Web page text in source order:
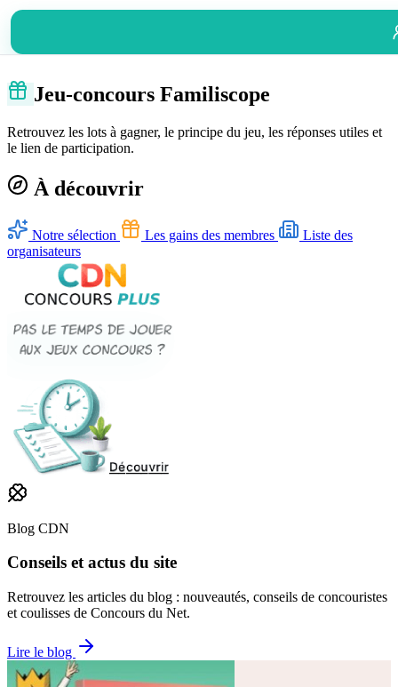
Jeu-concours Familiscope
Retrouvez les lots à gagner, le principe du jeu, les réponses utiles et
le lien de participation.
À découvrir
Notre sélection Les gains des membres
Liste des
organisateurs
Blog CDN
Conseils et actus du site
Retrouvez les articles du blog : nouveautés, conseils de concouristes
et coulisses de Concours du Net.
Lire le blog